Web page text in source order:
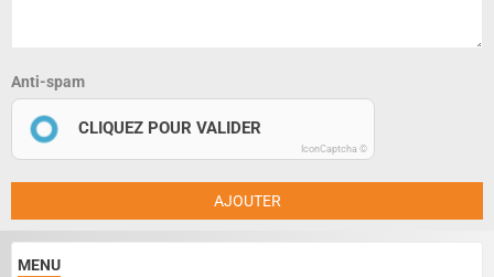
Anti-spam
CLIQUEZ POUR VALIDER
IconCaptcha ©
AJOUTER
MENU